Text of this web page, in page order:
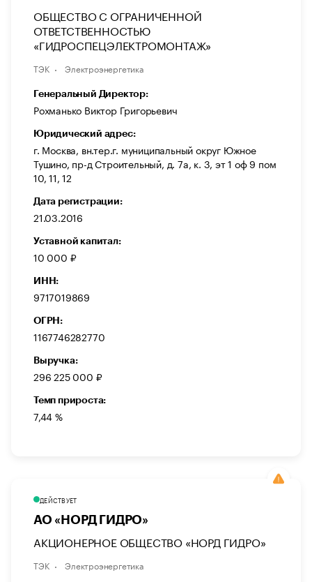
ОБЩЕСТВО С ОГРАНИЧЕННОЙ
ОТВЕТСТВЕННОСТЬЮ
«ГИДРОСПЕЦЭЛЕКТРОМОНТАЖ»
ТЭК Электроэнергетика
Генеральный Директор:
Рохманько Виктор Григорьевич
Юридический адрес:
г. Москва, вн.тер.г. муниципальный округ Южное
Тушино, пр-д Строительный, д. 7а, к. 3, эт 1 оф 9 пом
10, 11, 12
Дата регистрации:
21.03.2016
Уставной капитал:
10 000 ₽
ИНН:
9717019869
ОГРН:
1167746282770
Выручка:
296 225 000 ₽
Темп прироста:
7,44 %
ДЕЙСТВУЕТ
АО «НОРД ГИДРО»
АКЦИОНЕРНОЕ ОБЩЕСТВО «НОРД ГИДРО»
ТЭК Электроэнергетика